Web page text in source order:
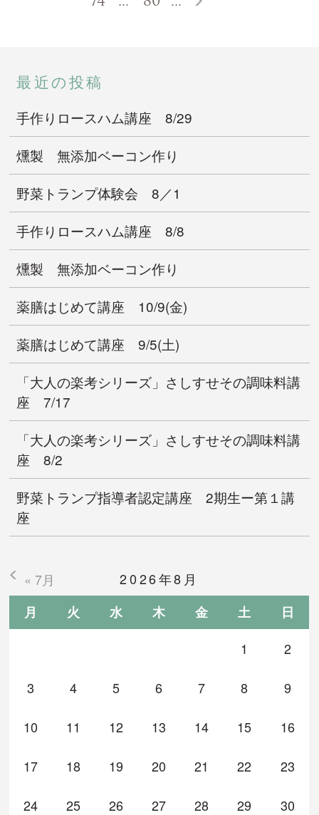
最近の投稿
手作りロースハム講座 8/29
燻製 無添加ベーコン作り
野菜トランプ体験会 8／1
手作りロースハム講座 8/8
燻製 無添加ベーコン作り
薬膳はじめて講座 10/9(金)
薬膳はじめて講座 9/5(土)
「大人の楽考シリーズ」さしすせその調味料講
座 7/17
「大人の楽考シリーズ」さしすせその調味料講
座 8/2
野菜トランプ指導者認定講座 2期生ー第１講
座
2026年8月
月
火 水 木 金 土 日
« 7月
1 2
3 4 5 6 7 8 9
10 11 12 13 14 15 16
17 18 19 20 21 22 23
24 25 26 27 28 29 30